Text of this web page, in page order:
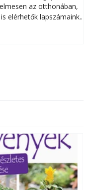
az otthonában,
elérhetők lapszámaink.